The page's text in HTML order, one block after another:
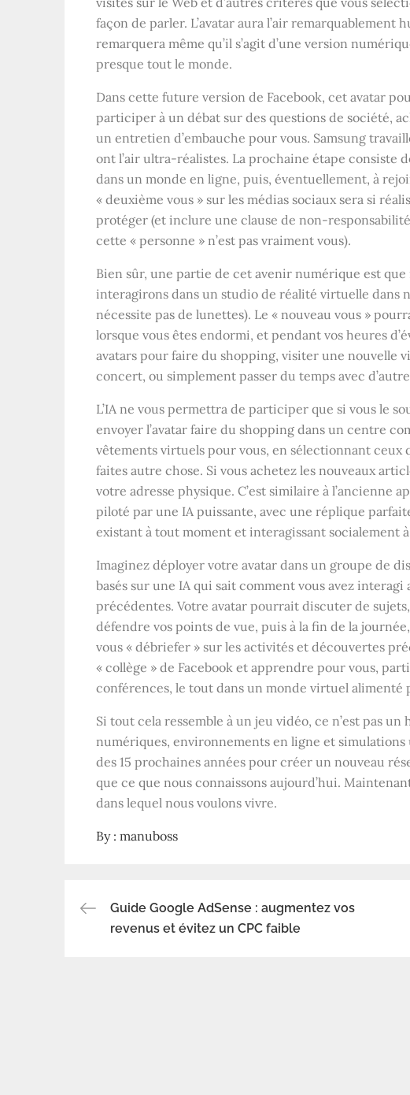
façon de parler. L’avatar aura l’air remarquablement
remarquera même qu’il s’agit d’une version
presque tout le monde.
Dans cette future version de Facebook, cet avatar
participer à un débat sur des questions de société,
un entretien d’embauche pour vous. Samsung
ont l’air ultra-réalistes. La prochaine étape consiste
dans un monde en ligne, puis, éventuellement, à
« deuxième vous » sur les médias sociaux sera si
protéger (et inclure une clause de non-
cette « personne » n’est pas vraiment vous).
Bien sûr, une partie de cet avenir numérique est que
interagirons dans un studio de réalité virtuelle dans
nécessite pas de lunettes). Le « nouveau vous »
lorsque vous êtes endormi, et pendant vos heures
avatars pour faire du shopping, visiter une nouvelle
concert, ou simplement passer du temps avec
L’IA ne vous permettra de participer que si vous le
envoyer l’avatar faire du shopping dans un centre
vêtements virtuels pour vous, en sélectionnant ceux
faites autre chose. Si vous achetez les nouveaux
votre adresse physique. C’est similaire à l’ancienne
piloté par une IA puissante, avec une réplique
existant à tout moment et interagissant socialement
Imaginez déployer votre avatar dans un groupe de
basés sur une IA qui sait comment vous avez
précédentes. Votre avatar pourrait discuter de
défendre vos points de vue, puis à la fin de la
vous « débriefer » sur les activités et découvertes
« collège » de Facebook et apprendre pour vous,
conférences, le tout dans un monde virtuel alimenté
Si tout cela ressemble à un jeu vidéo, ce n’est pas
numériques, environnements en ligne et
des 15 prochaines années pour créer un nouveau
que ce que nous connaissons aujourd’hui.
dans lequel nous voulons vivre.
By : manuboss
Navigation
Guide Google AdSense : augmentez vos
revenus et évitez un CPC faible